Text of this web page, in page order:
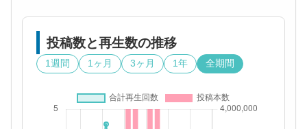
投稿数と再生数の推移
1週間 1ヶ月 3ヶ月 1年 全期間